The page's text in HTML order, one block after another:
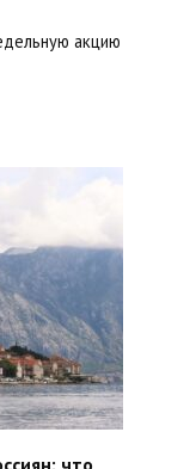
акцию
что